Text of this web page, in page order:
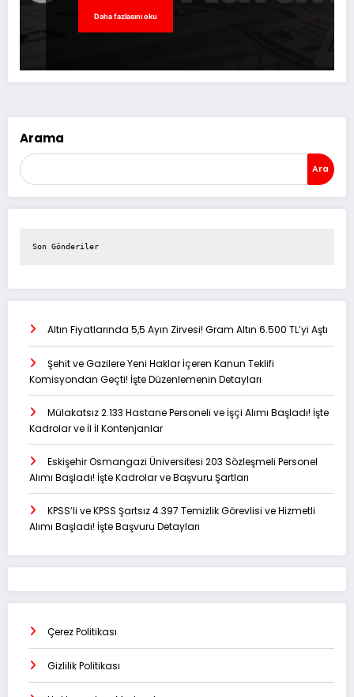
Daha fazlasını oku
Arama
Ara
Son Gönderiler
Altın Fiyatlarında 5,5 Ayın Zirvesi! Gram Altın 6.500 TL’yi Aştı
Şehit ve Gazilere Yeni Haklar İçeren Kanun Teklifi
Komisyondan Geçti! İşte Düzenlemenin Detayları
Mülakatsız 2.133 Hastane Personeli ve İşçi Alımı Başladı! İşte
Kadrolar ve İl İl Kontenjanlar
Eskişehir Osmangazi Üniversitesi 203 Sözleşmeli Personel
Alımı Başladı! İşte Kadrolar ve Başvuru Şartları
KPSS’li ve KPSS Şartsız 4.397 Temizlik Görevlisi ve Hizmetli
Alımı Başladı! İşte Başvuru Detayları
Çerez Politikası
Gizlilik Politikası